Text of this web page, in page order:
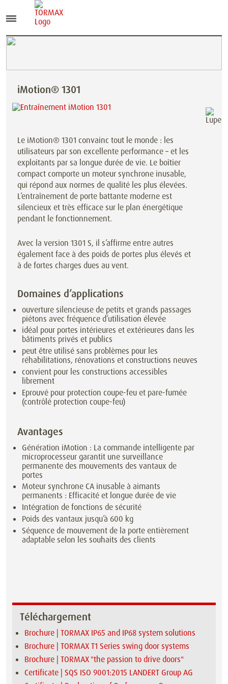
iMotion® 1301
Le iMotion® 1301 convainc tout le monde : les
utilisateurs par son excellente performance – et les
exploitants par sa longue durée de vie. Le boîtier
compact comporte un moteur synchrone inusable,
qui répond aux normes de qualité les plus élevées.
L’entraînement de porte battante moderne est
silencieux et très efficace sur le plan énergétique
pendant le fonctionnement.
Avec la version 1301 S, il s’affirme entre autres
également face à des poids de portes plus élevés et
à de fortes charges dues au vent.
Domaines d’applications
ouverture silencieuse de petits et grands passages
piétons avec fréquence d’utilisation élevée
idéal pour portes intérieures et extérieures dans les
bâtiments privés et publics
peut être utilisé sans problèmes pour les
réhabilitations, rénovations et constructions neuves
convient pour les constructions accessibles
librement
Eprouvé pour protection coupe-feu et pare-fumée
(contrôlé protection coupe-feu)
Avantages
Génération iMotion : La commande intelligente par
microprocesseur garantit une surveillance
permanente des mouvements des vantaux de
portes
Moteur synchrone CA inusable à aimants
permanents : Efficacité et longue durée de vie
Intégration de fonctions de sécurité
Poids des vantaux jusqu’à 600 kg
Séquence de mouvement de la porte entièrement
adaptable selon les souhaits des clients
Téléchargement
Brochure | TORMAX IP65 and IP68 system solutions
Brochure | TORMAX T1 Series swing door systems
Brochure | TORMAX "the passion to drive doors"
Certificate | SQS ISO 9001:2015 LANDERT Group AG